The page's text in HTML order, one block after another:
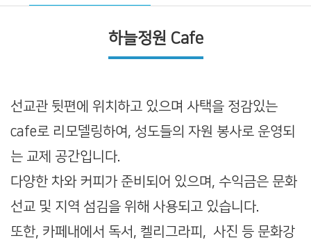
하늘정원 Cafe
선교관 뒷편에 위치하고 있으며 사택을 정감있는
cafe로 리모델링하여, 성도들의 자원 봉사로 운영되
는 교제 공간입니다.
다양한 차와 커피가 준비되어 있으며, 수익금은 문화
선교 및 지역 섬김을 위해 사용되고 있습니다.
또한, 카페내에서 독서, 켈리그라피, 사진 등 문화강